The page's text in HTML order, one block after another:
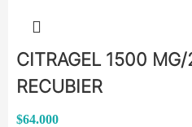
CITRAGEL 1500
RECUBIER
$64.000